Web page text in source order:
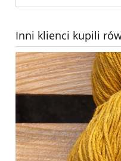
Inni klienci kupili